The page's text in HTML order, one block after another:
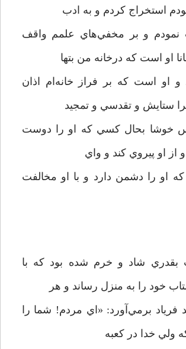
استخراج کردم و به ادب
نمودم و بر مخفي‌هاي علمم واقف
او است که درخانه من بتها
او است که بر فراز خانه‌ام اذان
ستايش و تقدسي و تمجيد
خوشا بحال کسي که او را دوست
از او پيروي کند و واي
او را دشمن دارد و با او مخالفت
بقدري شاد و خرم شده بود که با
خود را به منزل رساند و هر
فرياد برمي‌آورد: «اي مردم! شما را
ولي خدا در کعبه